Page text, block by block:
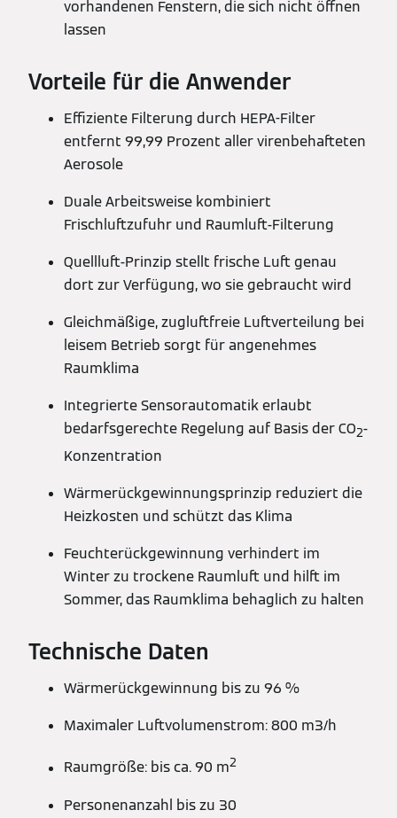
vorhandenen Fenstern, die sich nicht öffnen
lassen
Vorteile für die Anwender
Effiziente Filterung durch HEPA-Filter
entfernt 99,99 Prozent aller virenbehafteten
Aerosole
Duale Arbeitsweise kombiniert
Frischluftzufuhr und Raumluft-Filterung
Quellluft-Prinzip stellt frische Luft genau
dort zur Verfügung, wo sie gebraucht wird
Gleichmäßige, zugluftfreie Luftverteilung bei
leisem Betrieb sorgt für angenehmes
Raumklima
Integrierte Sensorautomatik erlaubt
bedarfsgerechte Regelung auf Basis der CO2-
Konzentration
Wärmerückgewinnungsprinzip reduziert die
Heizkosten und schützt das Klima
Feuchterückgewinnung verhindert im
Winter zu trockene Raumluft und hilft im
Sommer, das Raumklima behaglich zu halten
Technische Daten
Wärmerückgewinnung bis zu 96 %
Maximaler Luftvolumenstrom: 800 m3/h
Raumgröße: bis ca. 90 m2
Personenanzahl bis zu 30